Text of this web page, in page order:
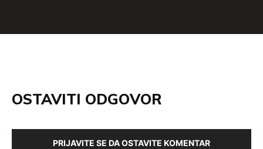
OSTAVITI ODGOVOR
PRIJAVITE SE DA OSTAVITE KOMENTAR